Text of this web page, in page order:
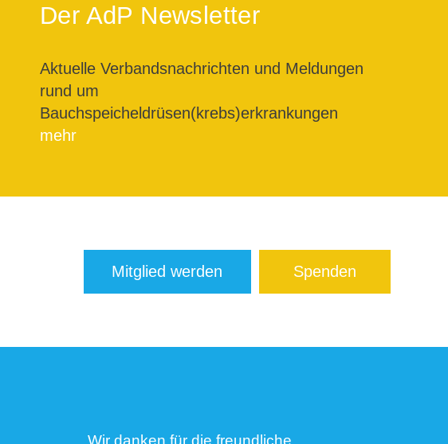
Der AdP Newsletter
Aktuelle Verbandsnachrichten und Meldungen
rund um
Bauchspeicheldrüsen(krebs)erkrankungen
mehr
Mitglied werden Spenden
Wir danken für die freundliche